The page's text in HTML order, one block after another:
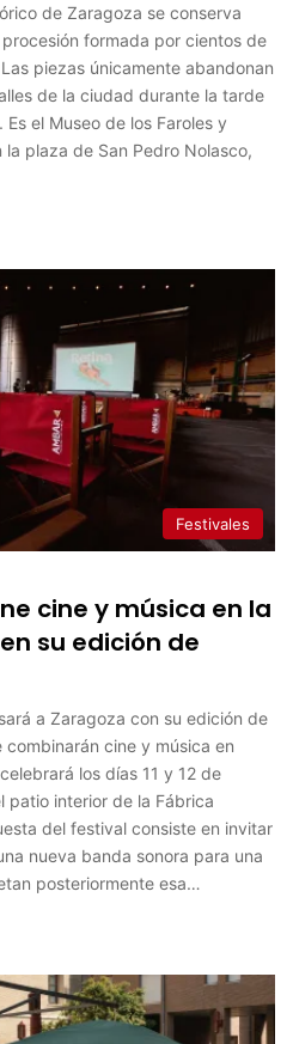
de Zaragoza se conserva
formada por cientos de
piezas únicamente abandonan
de la ciudad durante la tarde
el Museo de los Faroles y
plaza de San Pedro Nolasco,
Festivales
cine y música en la
su edición de
a Zaragoza con su edición de
cine y música en
los días 11 y 12 de
patio interior de la Fábrica
del festival consiste en invitar
nueva banda sonora para una
posteriormente esa…